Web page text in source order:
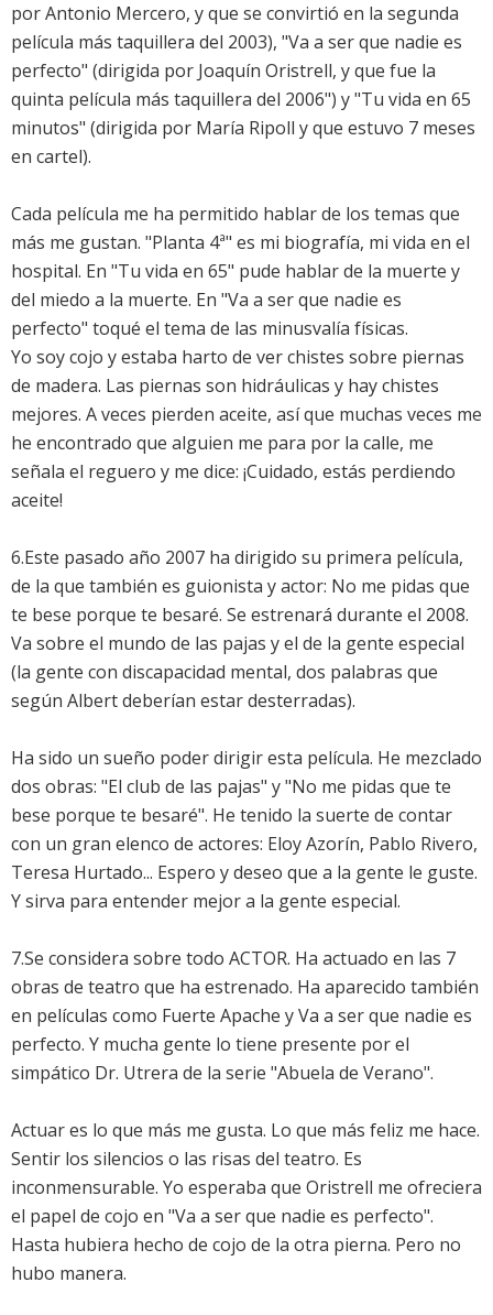
por Antonio Mercero, y que se convirtió en la segunda
película más taquillera del 2003), "Va a ser que nadie es
perfecto" (dirigida por Joaquín Oristrell, y que fue la
quinta película más taquillera del 2006") y "Tu vida en 65
minutos" (dirigida por María Ripoll y que estuvo 7 meses
en cartel).
Cada película me ha permitido hablar de los temas que
más me gustan. "Planta 4ª" es mi biografía, mi vida en el
hospital. En "Tu vida en 65" pude hablar de la muerte y
del miedo a la muerte. En "Va a ser que nadie es
perfecto" toqué el tema de las minusvalía físicas.
Yo soy cojo y estaba harto de ver chistes sobre piernas
de madera. Las piernas son hidráulicas y hay chistes
mejores. A veces pierden aceite, así que muchas veces me
he encontrado que alguien me para por la calle, me
señala el reguero y me dice: ¡Cuidado, estás perdiendo
aceite!
6.Este pasado año 2007 ha dirigido su primera película,
de la que también es guionista y actor: No me pidas que
te bese porque te besaré. Se estrenará durante el 2008.
Va sobre el mundo de las pajas y el de la gente especial
(la gente con discapacidad mental, dos palabras que
según Albert deberían estar desterradas).
Ha sido un sueño poder dirigir esta película. He mezclado
dos obras: "El club de las pajas" y "No me pidas que te
bese porque te besaré". He tenido la suerte de contar
con un gran elenco de actores: Eloy Azorín, Pablo Rivero,
Teresa Hurtado... Espero y deseo que a la gente le guste.
Y sirva para entender mejor a la gente especial.
7.Se considera sobre todo ACTOR. Ha actuado en las 7
obras de teatro que ha estrenado. Ha aparecido también
en películas como Fuerte Apache y Va a ser que nadie es
perfecto. Y mucha gente lo tiene presente por el
simpático Dr. Utrera de la serie "Abuela de Verano".
Actuar es lo que más me gusta. Lo que más feliz me hace.
Sentir los silencios o las risas del teatro. Es
inconmensurable. Yo esperaba que Oristrell me ofreciera
el papel de cojo en "Va a ser que nadie es perfecto".
Hasta hubiera hecho de cojo de la otra pierna. Pero no
hubo manera.